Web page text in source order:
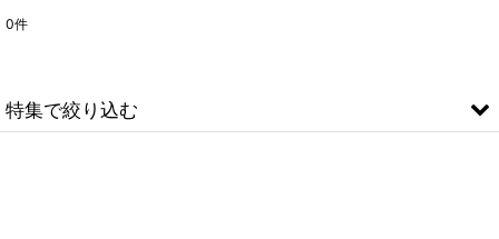
並び順:
0件
特集で絞り込む